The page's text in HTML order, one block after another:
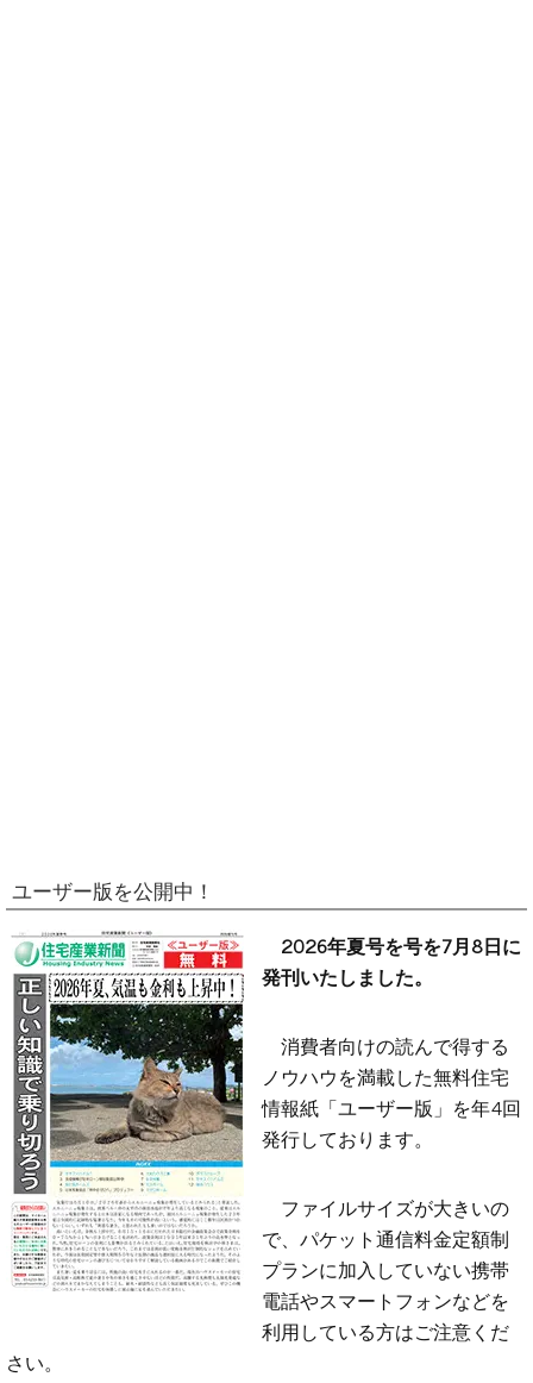
ユーザー版を公開中！
2026年夏号を号を7月8日に
発刊いたしました。
消費者向けの読んで得する
ノウハウを満載した無料住宅
情報紙「ユーザー版」を年4回
発行しております。
ファイルサイズが大きいの
で、パケット通信料金定額制
プランに加入していない携帯
電話やスマートフォンなどを
利用している方はご注意くだ
さい。